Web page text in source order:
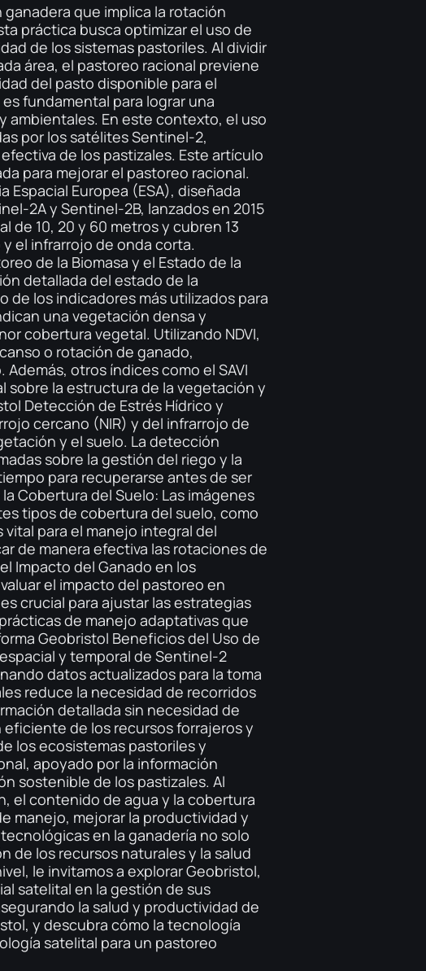
que implica la rotación
práctica busca optimizar el uso de
de los sistemas pastoriles. Al dividir
área, el pastoreo racional previene
del pasto disponible para el
fundamental para lograr una
ambientales. En este contexto, el uso
por los satélites Sentinel-2,
de los pastizales. Este artículo
para mejorar el pastoreo racional.
Europea (ESA), diseñada
2A y Sentinel-2B, lanzados en 2015
de 10, 20 y 60 metros y cubren 13
el infrarrojo de onda corta.
de la Biomasa y el Estado de la
detallada del estado de la
de los indicadores más utilizados para
una vegetación densa y
cobertura vegetal. Utilizando NDVI,
o rotación de ganado,
otros índices como el SAVI
sobre la estructura de la vegetación y
Detección de Estrés Hídrico y
cercano (NIR) y del infrarrojo de
y el suelo. La detección
sobre la gestión del riego y la
para recuperarse antes de ser
Cobertura del Suelo: Las imágenes
tipos de cobertura del suelo, como
para el manejo integral del
de manera efectiva las rotaciones de
Impacto del Ganado en los
el impacto del pastoreo en
crucial para ajustar las estrategias
de manejo adaptativas que
Geobristol Beneficios del Uso de
y temporal de Sentinel-2
datos actualizados para la toma
reduce la necesidad de recorridos
detallada sin necesidad de
de los recursos forrajeros y
los ecosistemas pastoriles y
apoyado por la información
sostenible de los pastizales. Al
el contenido de agua y la cobertura
manejo, mejorar la productividad y
en la ganadería no solo
de los recursos naturales y la salud
le invitamos a explorar Geobristol,
satelital en la gestión de sus
la salud y productividad de
y descubra cómo la tecnología
satelital para un pastoreo